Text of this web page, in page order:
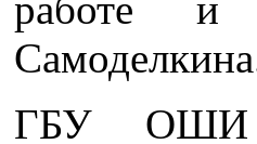
ГБУ ОШИ